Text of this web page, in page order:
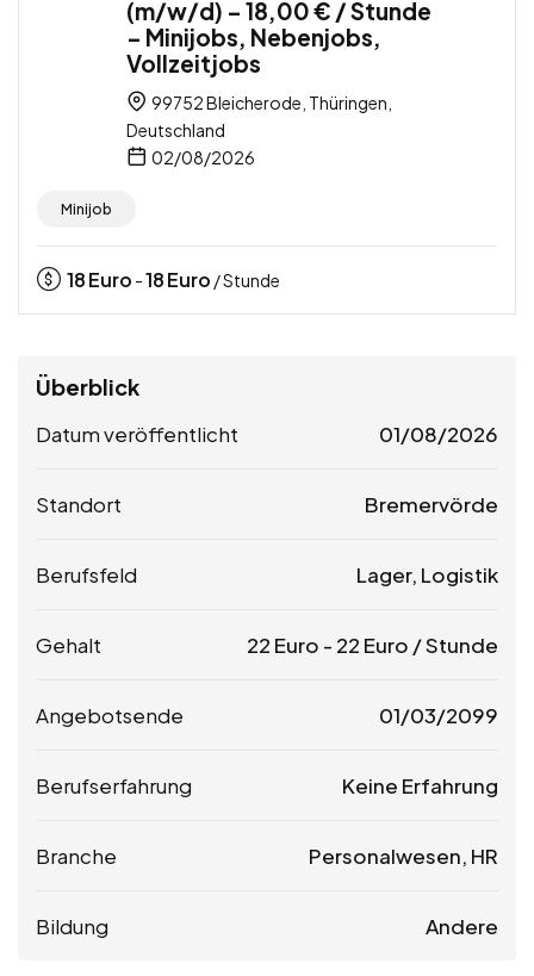
(m/w/d) – 18,00 € / Stunde
– Minijobs, Nebenjobs,
Vollzeitjobs
99752 Bleicherode, Thüringen,
Deutschland
02/08/2026
Minijob
18Euro -18Euro / Stunde
Überblick
Datum veröffentlicht 01/08/2026
Standort Bremervörde
Berufsfeld Lager, Logistik
Gehalt 22 Euro - 22 Euro / Stunde
Angebotsende 01/03/2099
Berufserfahrung Keine Erfahrung
Branche Personalwesen, HR
Bildung Andere